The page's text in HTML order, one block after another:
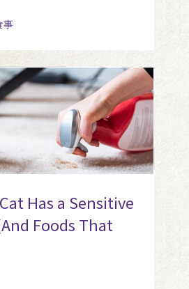
事
Has a Sensitive
Foods That